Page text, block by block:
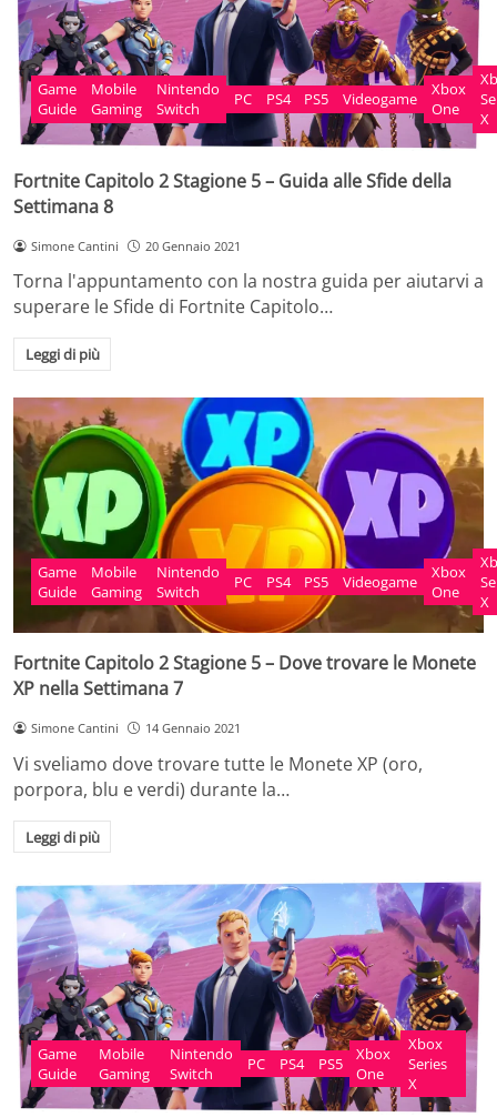
Game
Guide
Mobile
Gaming
Nintendo
Switch
PC PS4 PS5 Videogame
Xbox
One
X
Fortnite Capitolo 2 Stagione 5 – Guida alle Sfide della
Settimana 8
Simone Cantini 20 Gennaio 2021
Torna l'appuntamento con la nostra guida per aiutarvi a
superare le Sfide di Fortnite Capitolo…
Leggi di più
Game
Guide
Mobile
Gaming
Nintendo
Switch
PC PS4 PS5 Videogame
Xbox
One
X
Fortnite Capitolo 2 Stagione 5 – Dove trovare le Monete
XP nella Settimana 7
Simone Cantini 14 Gennaio 2021
Vi sveliamo dove trovare tutte le Monete XP (oro,
porpora, blu e verdi) durante la…
Leggi di più
Game
Guide
Mobile
Gaming
Nintendo
Switch
PC PS4 PS5
Xbox
One
Xbox
Series
X